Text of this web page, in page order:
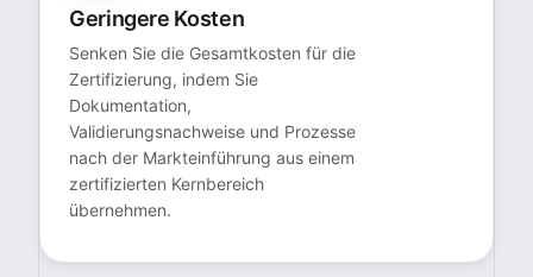
Geringere Kosten
Senken Sie die Gesamtkosten für die
Zertifizierung, indem Sie
Dokumentation,
Validierungsnachweise und Prozesse
nach der Markteinführung aus einem
zertifizierten Kernbereich
übernehmen.